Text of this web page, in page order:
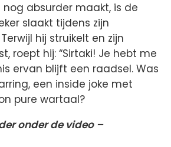
absurder maakt, is de
slaakt tijdens zijn
Terwijl hij struikelt en zijn
roept hij: “Sirtaki! Je hebt me
ervan blijft een raadsel. Was
een inside joke met
pure wartaal?
onder de video –